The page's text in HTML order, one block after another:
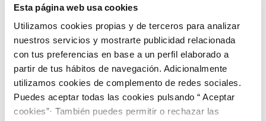
Esta página web usa cookies
Utilizamos cookies propias y de terceros para analizar
nuestros servicios y mostrarte publicidad relacionada
con tus preferencias en base a un perfil elaborado a
partir de tus hábitos de navegación. Adicionalmente
utilizamos cookies de complemento de redes sociales.
Puedes aceptar todas las cookies pulsando “ Aceptar
cookies”· También puedes permitir o rechazar las
16 DIC 2019
Una veintena de estudiantes de la UPCT
concluyen la formación con la Cátedra
Hidrogea-UPCT